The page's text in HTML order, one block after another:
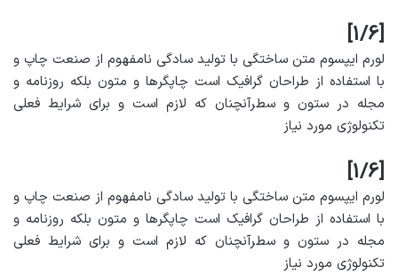
[1/6]
لورم ایپسوم متن ساختگی با تولید سادگی نامفهوم از صنعت چاپ و
با استفاده از طراحان گرافیک است چاپگرها و متون بلکه روزنامه و
مجله در ستون و سطرآنچنان که لازم است و برای شرایط فعلی
تکنولوژی مورد نیاز
[1/6]
لورم ایپسوم متن ساختگی با تولید سادگی نامفهوم از صنعت چاپ و
با استفاده از طراحان گرافیک است چاپگرها و متون بلکه روزنامه و
مجله در ستون و سطرآنچنان که لازم است و برای شرایط فعلی
تکنولوژی مورد نیاز